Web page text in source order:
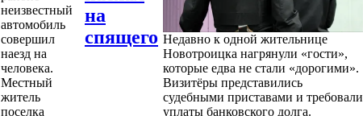
неизвестный
автомобиль
совершил
наезд на
человека.
Местный
житель
поселка
на
спящего Недавно к одной жительнице
Новотроицка нагрянули «гости»,
которые едва не стали «дорогими».
Визитёры представились
судебными приставами и требовали
уплаты банковского долга.